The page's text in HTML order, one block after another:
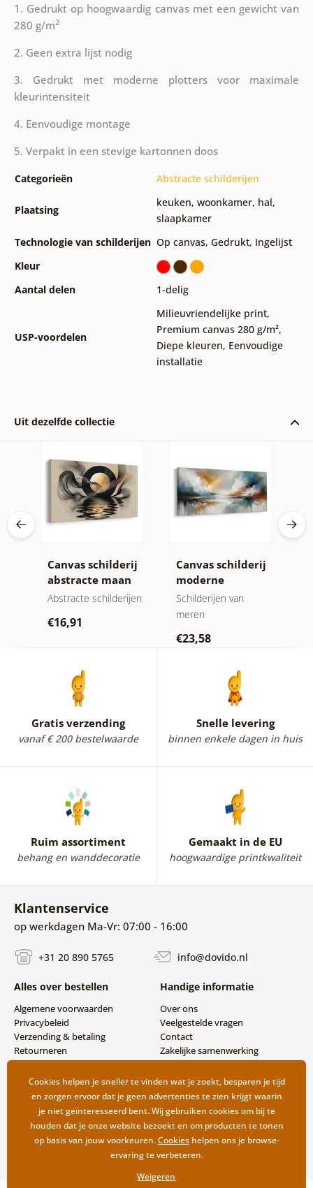
1. Gedrukt op hoogwaardig canvas met een gewicht van
280 g/m2
2. Geen extra lijst nodig
3. Gedrukt met moderne plotters voor maximale
kleurintensiteit
4. Eenvoudige montage
5. Verpakt in een stevige kartonnen doos
Categorieën Abstracte schilderijen
Plaatsing
keuken, woonkamer, hal,
slaapkamer
Technologie van schilderijen Op canvas, Gedrukt, Ingelijst
Kleur
Aantal delen
1-delig
USP-voordelen
Milieuvriendelijke print,
Premium canvas 280 g/m²,
Diepe kleuren, Eenvoudige
installatie
Uit dezelfde collectie
Canvas schilderij
abstracte maan
bij het water
Abstracte schilderijen
€16,91
Canvas schilderij
moderne
abstractie met
natuur
Schilderijen van
meren
€23,58
Gratis verzending
vanaf € 200 bestelwaarde
Snelle levering
binnen enkele dagen in huis
Ruim assortiment
behang en wanddecoratie
Gemaakt in de EU
hoogwaardige printkwaliteit
Klantenservice
op werkdagen Ma-Vr: 07:00 - 16:00
+31 20 890 5765 info@dovido.nl
Alles over bestellen
Algemene voorwaarden
Privacybeleid
Verzending & betaling
Retourneren
Handige informatie
Over ons
Veelgestelde vragen
Contact
Zakelijke samenwerking
Cookies helpen je sneller te vinden wat je zoekt, besparen je tijd
en zorgen ervoor dat je geen advertenties te zien krijgt waarin
je niet geïnteresseerd bent. Wij gebruiken cookies om bij te
houden dat je onze website bezoekt en om producten te tonen
op basis van jouw voorkeuren.Cookieshelpen ons je browse-
ervaring te verbeteren.
Weigeren